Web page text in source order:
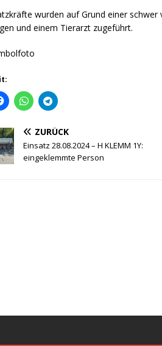
wurden auf Grund einer
und einem Tierarzt zugeführt.
ZURÜCK
Einsatz 28.08.2024 – H KLEMM 1Y:
eingeklemmte Person